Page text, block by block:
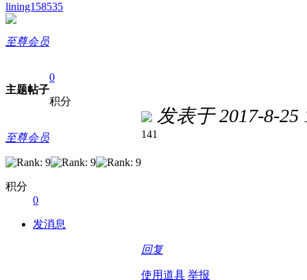
lining158535
至尊会员
主题帖子
0
积分
至尊会员
积分
0
发消息
发表于 2017-8-25
141
回复
使用道具 举报